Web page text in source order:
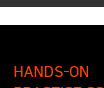
HANDS-ON